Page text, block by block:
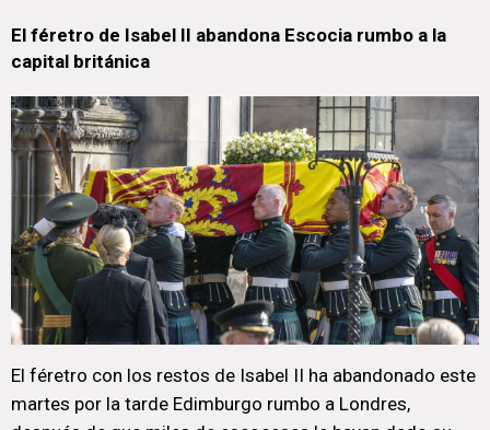
El féretro de Isabel II abandona Escocia rumbo a la
capital británica
El féretro con los restos de Isabel II ha abandonado este
martes por la tarde Edimburgo rumbo a Londres,